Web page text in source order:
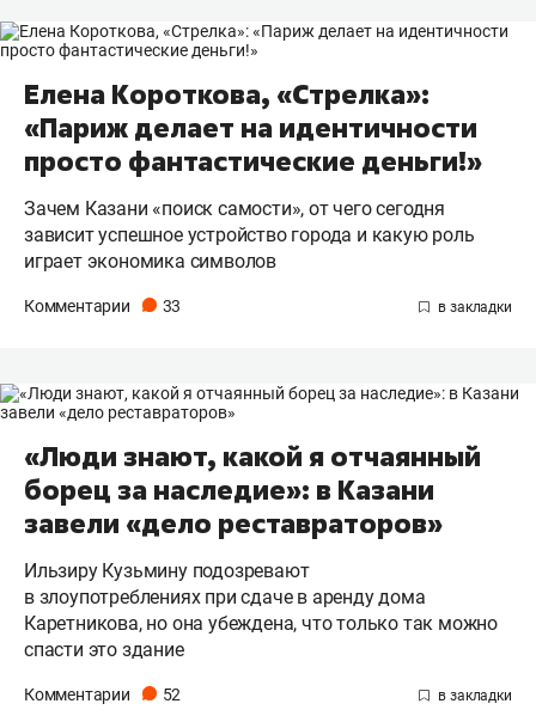
Елена Короткова, «Стрелка»:
«Париж делает на идентичности
просто фантастические деньги!»
Зачем Казани «поиск самости», от чего сегодня
зависит успешное устройство города и какую роль
играет экономика символов
Комментарии 33
«Люди знают, какой я отчаянный
борец за наследие»: в Казани
завели «дело реставраторов»
Ильзиру Кузьмину подозревают
в злоупотреблениях при сдаче в аренду дома
Каретникова, но она убеждена, что только так можно
спасти это здание
Комментарии 52